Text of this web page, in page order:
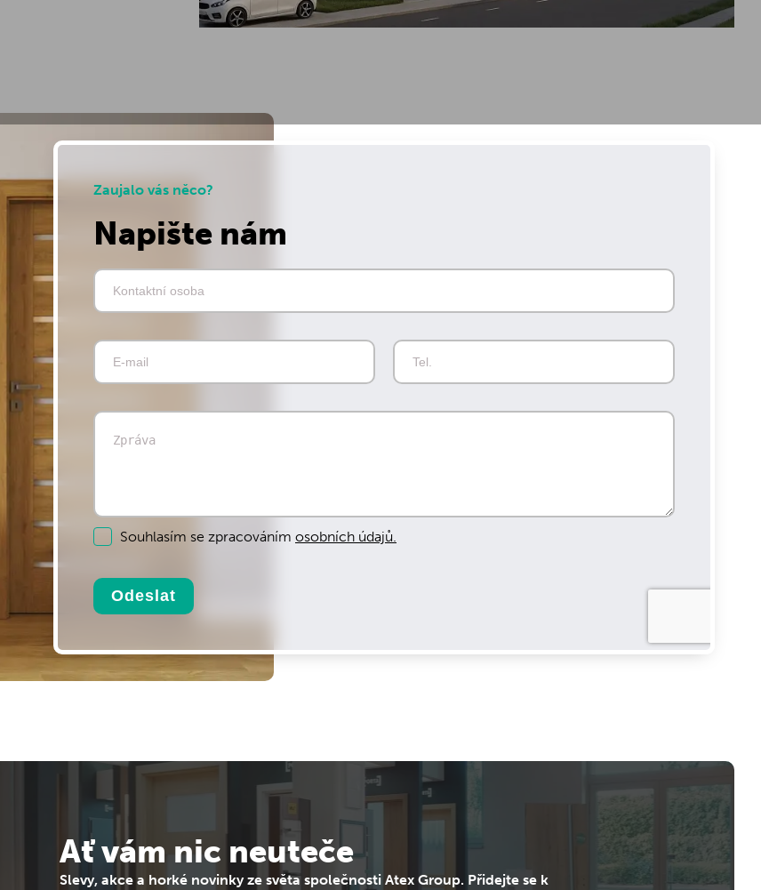
Zaujalo vás něco?
Napište nám
Souhlasím se zpracováním osobních údajů.
Odeslat
Ať vám nic neuteče
Slevy, akce a horké novinky ze světa společnosti Atex Group. Přidejte se k